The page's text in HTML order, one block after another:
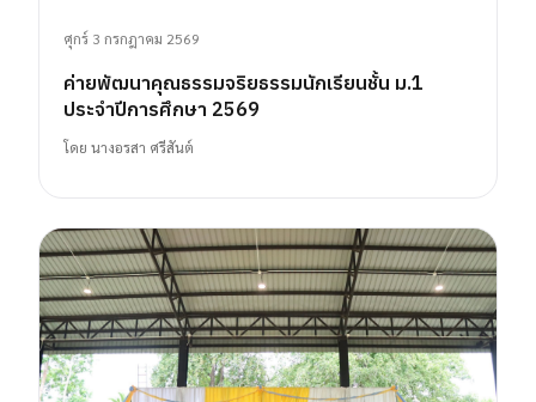
ศุกร์ 3 กรกฎาคม 2569
ค่ายพัฒนาคุณธรรมจริยธรรมนักเรียนชั้น ม.1
ประจำปีการศึกษา 2569
โดย นางอรสา ศรีสันต์